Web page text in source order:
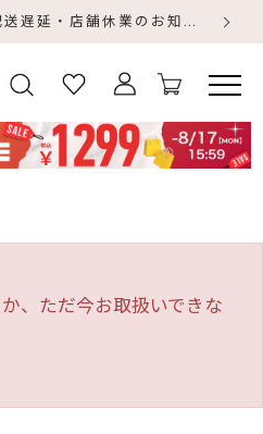
【重要】地震による配送遅延・店舗休業のお知らせ
、ただ今お取扱いできな